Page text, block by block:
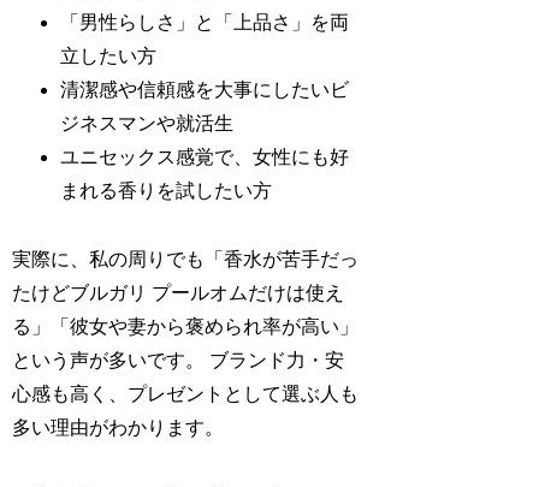
「男性らしさ」と「上品さ」を両
立したい方
清潔感や信頼感を大事にしたいビ
ジネスマンや就活生
ユニセックス感覚で、女性にも好
まれる香りを試したい方
実際に、私の周りでも「香水が苦手だっ
たけどブルガリ プールオムだけは使え
る」「彼女や妻から褒められ率が高い」
という声が多いです。 ブランド力・安
心感も高く、プレゼントとして選ぶ人も
多い理由がわかります。